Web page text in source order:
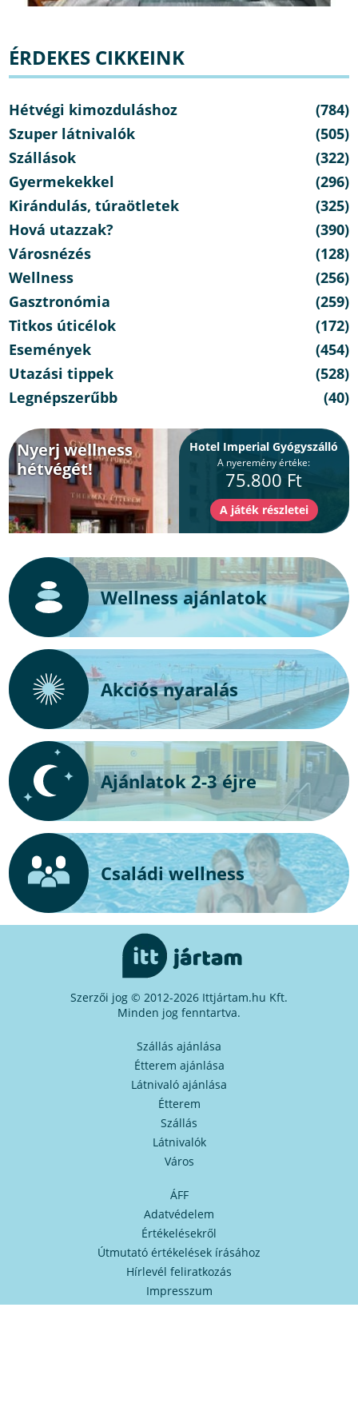
ÉRDEKES CIKKEINK
Hétvégi kimozduláshoz
(784)
Szuper látnivalók
(505)
Szállások
(322)
Gyermekekkel
(296)
Kirándulás, túraötletek
(325)
Hová utazzak?
(390)
Városnézés
(128)
Wellness
(256)
Gasztronómia
(259)
Titkos úticélok
(172)
Események
(454)
Utazási tippek
(528)
Legnépszerűbb
(40)
Nyerj wellness
hétvégét!
Hotel Imperial Gyógyszálló
A nyeremény értéke:
75.800 Ft
Wellness ajánlatok
Akciós nyaralás
Ajánlatok 2-3 éjre
Családi wellness
Szerzői jog © 2012-2026 Ittjártam.hu Kft.
Minden jog fenntartva.
Szállás ajánlása
Étterem ajánlása
Látnivaló ajánlása
Étterem
Szállás
Látnivalók
Város
ÁFF
Adatvédelem
Értékelésekről
Útmutató értékelések írásához
Hírlevél feliratkozás
Impresszum